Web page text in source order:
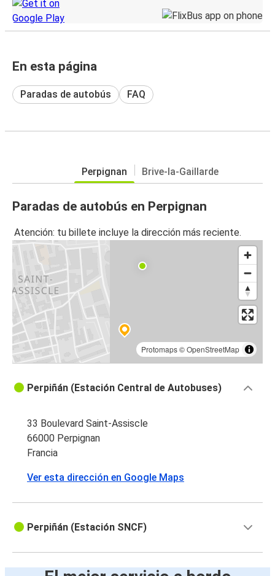
En esta página
Paradas de autobús FAQ
Perpignan Brive-la-Gaillarde
Paradas de autobús en Perpignan
Atención: tu billete incluye la dirección más reciente.
Protomaps©OpenStreetMap
Perpiñán (Estación Central de Autobuses)
33 Boulevard Saint-Assiscle
66000 Perpignan
Francia
Ver esta dirección en Google Maps
Perpiñán (Estación SNCF)